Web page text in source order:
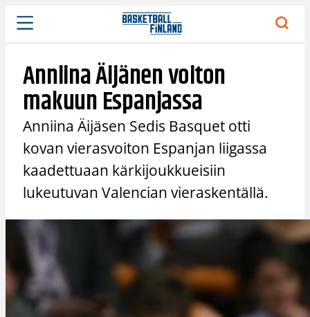
Siirry
sisältöön
Anniina Äijänen voiton
makuun Espanjassa
Anniina Äijäsen Sedis Basquet otti
kovan vierasvoiton Espanjan liigassa
kaadettuaan kärkijoukkueisiin
lukeutuvan Valencian vieraskentällä.